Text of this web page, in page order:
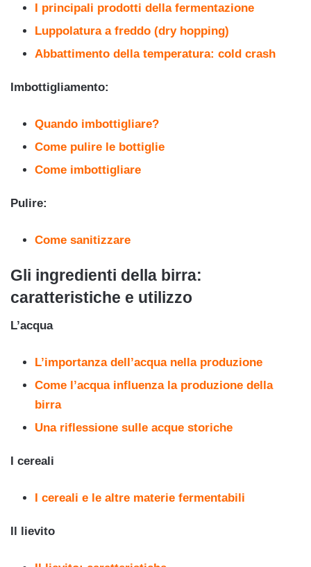
I principali prodotti della fermentazione
Luppolatura a freddo (dry hopping)
Abbattimento della temperatura: cold crash
Imbottigliamento:
Quando imbottigliare?
Come pulire le bottiglie
Come imbottigliare
Pulire:
Come sanitizzare
Gli ingredienti della birra:
caratteristiche e utilizzo
L’acqua
L’importanza dell’acqua nella produzione
Come l’acqua influenza la produzione della
birra
Una riflessione sulle acque storiche
I cereali
I cereali e le altre materie fermentabili
Il lievito